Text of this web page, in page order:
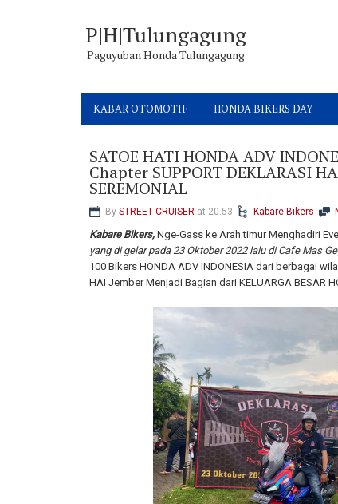
P|H|Tulungagung
Paguyuban Honda Tulungagung
KABAR OTOMOTIF HONDA BIKERS DAY
SATOE HATI HONDA ADV
Chapter SUPPORT DEKLARASI
SEREMONIAL
By STREET CRUISER at 20.53 Kabare Bikers
Kabare Bikers, Nge-Gass ke Arah timur Menghadiri
yang di gelar pada 23 Oktober 2022 lalu di Cafe Mas
100 Bikers HONDA ADV INDONESIA dari berbagai
HAI Jember Menjadi Bagian dari KELUARGA BESAR